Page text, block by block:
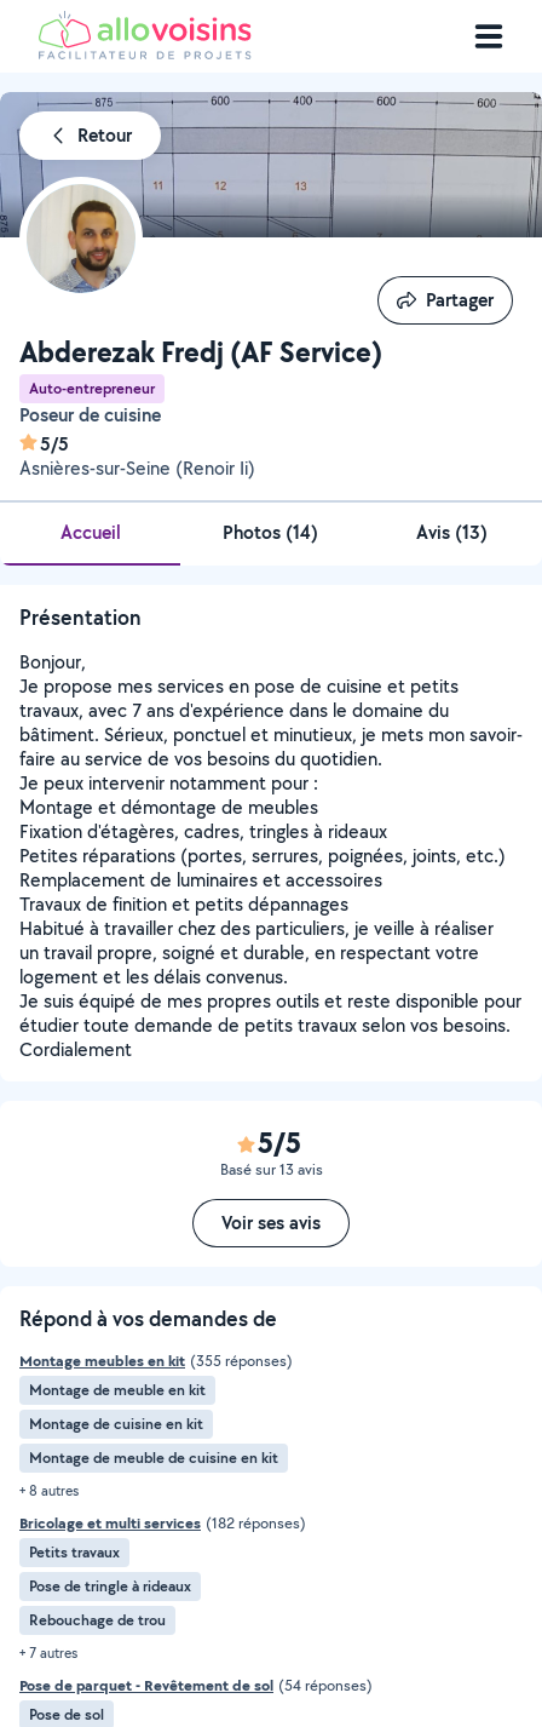
Retour
Abderezak Fredj (AF Service)
Auto-entrepreneur
Poseur de cuisine
5/5
Asnières-sur-Seine (Renoir Ii)
Partager
Partager
Accueil Photos (14) Avis (13)
Présentation
Bonjour,
Je propose mes services en pose de cuisine et petits
travaux, avec 7 ans d'expérience dans le domaine du
bâtiment. Sérieux, ponctuel et minutieux, je mets mon savoir-
faire au service de vos besoins du quotidien.
Je peux intervenir notamment pour :
Montage et démontage de meubles
Fixation d'étagères, cadres, tringles à rideaux
Petites réparations (portes, serrures, poignées, joints, etc.)
Remplacement de luminaires et accessoires
Travaux de finition et petits dépannages
Habitué à travailler chez des particuliers, je veille à réaliser
un travail propre, soigné et durable, en respectant votre
logement et les délais convenus.
Je suis équipé de mes propres outils et reste disponible pour
étudier toute demande de petits travaux selon vos besoins.
Cordialement
5/5
Basé sur 13 avis
Voir ses avis
Répond à vos demandes de
Montage meubles en kit (355 réponses)
Montage de meuble en kit
Montage de cuisine en kit
Montage de meuble de cuisine en kit
+ 8 autres
Bricolage et multi services (182 réponses)
Petits travaux
Pose de tringle à rideaux
Rebouchage de trou
+ 7 autres
Pose de parquet - Revêtement de sol (54 réponses)
Pose de sol